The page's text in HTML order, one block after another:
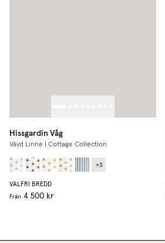
Hissgardin Våg
Vävd Linne | Cottage Collection
+3
VALFRI BREDD
Från 4 500 kr